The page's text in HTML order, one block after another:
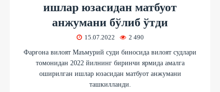
ишлар юзасидан матбуот
анжумани бўлиб ўтди
15.07.2022 2 490
Фарғона вилоят Маъмурий суди биносида вилоят судлари
томонидан 2022 йилнинг биринчи ярмида амалга
оширилган ишлар юзасидан матбуот анжумани
ташкилланди.